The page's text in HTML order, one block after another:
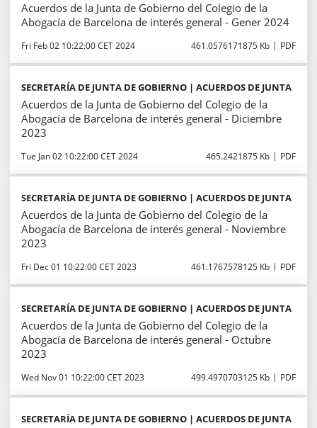
Acuerdos de la Junta de Gobierno del Colegio de la
Abogacía de Barcelona de interés general - Gener 2024
Fri Feb 02 10:22:00 CET 2024 461.0576171875 Kb PDF
SECRETARÍA DE JUNTA DE GOBIERNO | ACUERDOS DE JUNTA
Acuerdos de la Junta de Gobierno del Colegio de la
Abogacía de Barcelona de interés general - Diciembre
2023
Tue Jan 02 10:22:00 CET 2024 465.2421875 Kb PDF
SECRETARÍA DE JUNTA DE GOBIERNO | ACUERDOS DE JUNTA
Acuerdos de la Junta de Gobierno del Colegio de la
Abogacía de Barcelona de interés general - Noviembre
2023
Fri Dec 01 10:22:00 CET 2023 461.1767578125 Kb PDF
SECRETARÍA DE JUNTA DE GOBIERNO | ACUERDOS DE JUNTA
Acuerdos de la Junta de Gobierno del Colegio de la
Abogacía de Barcelona de interés general - Octubre
2023
Wed Nov 01 10:22:00 CET 2023 499.4970703125 Kb PDF
SECRETARÍA DE JUNTA DE GOBIERNO | ACUERDOS DE JUNTA